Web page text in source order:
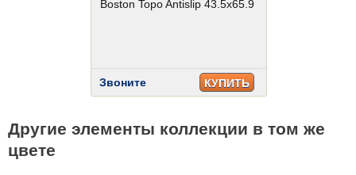
Boston Topo Antislip 43.5x65.9
Звоните КУПИТЬ
Другие элементы коллекции в том же
цвете